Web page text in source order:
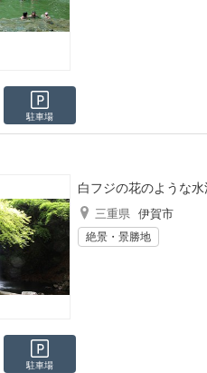
駐車場
白フジの花のような
三重県 伊賀市
絶景・景勝地
駐車場